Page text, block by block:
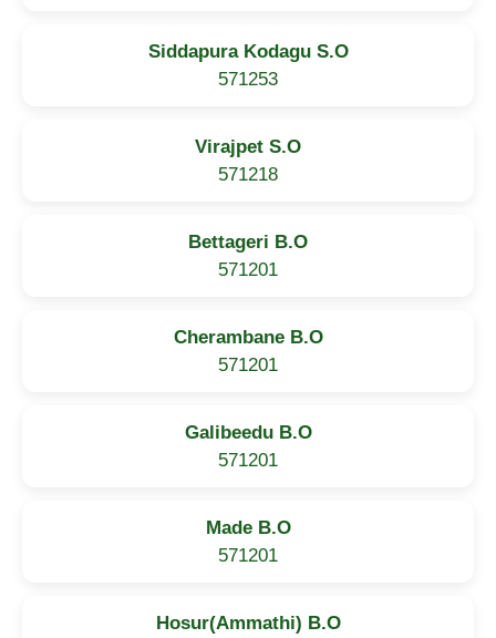
Siddapura Kodagu S.O
571253
Virajpet S.O
571218
Bettageri B.O
571201
Cherambane B.O
571201
Galibeedu B.O
571201
Made B.O
571201
Hosur(Ammathi) B.O